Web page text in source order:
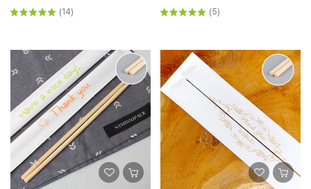
(14) (5)